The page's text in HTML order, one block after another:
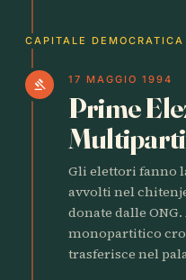
CAPITALE DEMOCRATICA
gavel 17 MAGGIO 1994
Prime
Gli elettori fanno
avvolti nel
donate dalle
monopartitico
trasferisce nel